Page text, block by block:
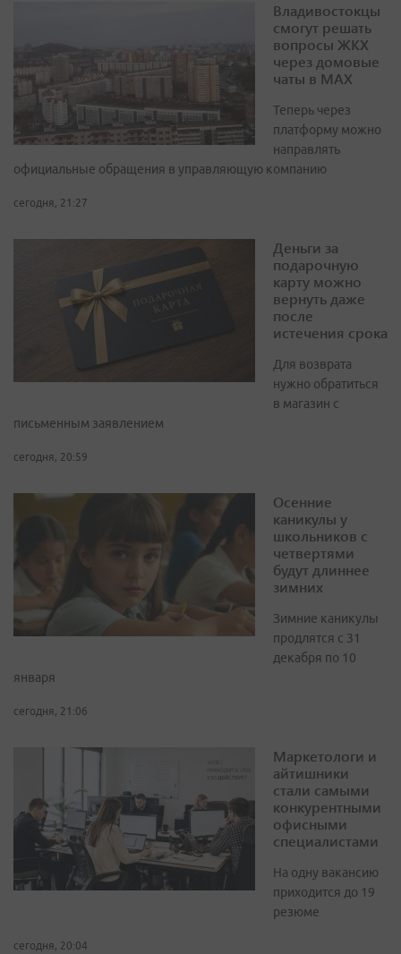
Владивостокцы
смогут решать
вопросы ЖКХ
через домовые
чаты в МАХ
Теперь через
платформу можно
направлять
официальные обращения в управляющую компанию
сегодня, 21:27
Деньги за
подарочную
карту можно
вернуть даже
после
истечения срока
Для возврата
нужно обратиться
в магазин с
письменным заявлением
сегодня, 20:59
Осенние
каникулы у
школьников с
четвертями
будут длиннее
зимних
Зимние каникулы
продлятся с 31
декабря по 10
января
сегодня, 21:06
Маркетологи и
айтишники
стали самыми
конкурентными
офисными
специалистами
На одну вакансию
приходится до 19
резюме
сегодня, 20:04